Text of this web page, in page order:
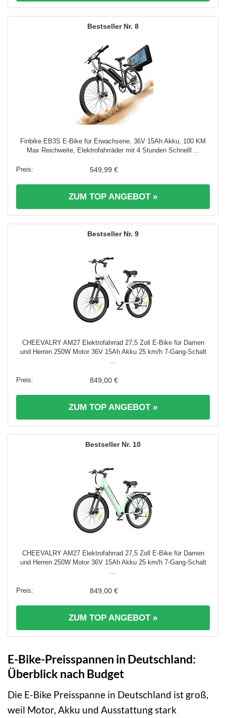
8
Finbike EB3S E-Bike für Erwachsene, 36V 15Ah Akku, 100 KM
Max Reichweite, Elektrofahrräder mit 4 Stunden Schnelll ...
549,99 €
ZUM TOP ANGEBOT »
9
CHEEVALRY AM27 Elektrofahrrad 27,5 Zoll E-Bike für Damen
und Herren 250W Motor 36V 15Ah Akku 25 km/h 7-Gang-Schalt
...
849,00 €
ZUM TOP ANGEBOT »
10
CHEEVALRY AM27 Elektrofahrrad 27,5 Zoll E-Bike für Damen
und Herren 250W Motor 36V 15Ah Akku 25 km/h 7-Gang-Schalt
...
849,00 €
ZUM TOP ANGEBOT »
E-Bike-Preisspannen in Deutschland:
Überblick nach Budget
Die E-Bike Preisspanne in Deutschland ist groß,
weil Motor, Akku und Ausstattung stark